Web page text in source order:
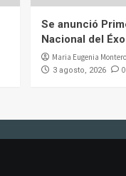
Se anunció
Nacional del
Maria Eugenia Montero
3 agosto, 2026 0